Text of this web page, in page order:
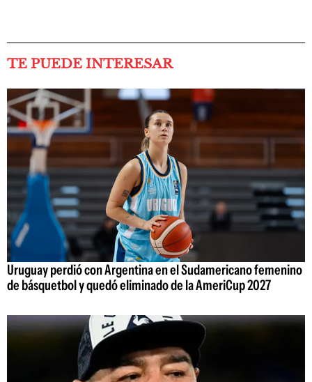
TE PUEDE INTERESAR
Uruguay perdió con Argentina en el Sudamericano femenino
de básquetbol y quedó eliminado de la AmeriCup 2027